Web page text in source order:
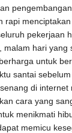
rapi
pekerjaan
malam hari yang
untuk
santai
di internet
cara yang
menikmati
memicu